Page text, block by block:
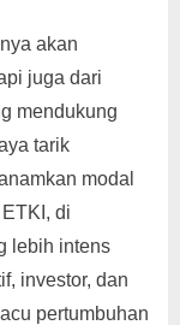
akan
juga dari
mendukung
tarik
modal
di
lebih intens
investor, dan
pertumbuhan